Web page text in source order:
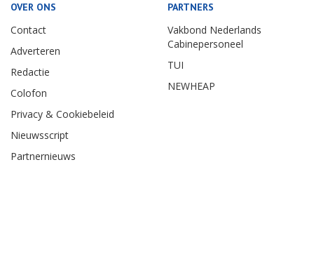
OVER ONS
Contact
Adverteren
Redactie
Colofon
Privacy & Cookiebeleid
Nieuwsscript
Partnernieuws
PARTNERS
Vakbond Nederlands
Cabinepersoneel
TUI
NEWHEAP